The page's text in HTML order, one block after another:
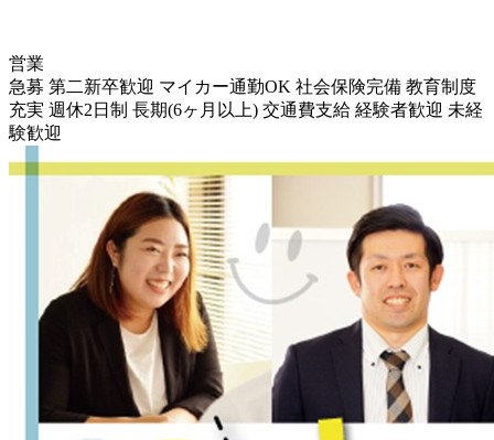
営業
急募 第二新卒歓迎 マイカー通勤OK 社会保険完備 教育制度
充実 週休2日制 長期(6ヶ月以上) 交通費支給 経験者歓迎 未経
験歓迎